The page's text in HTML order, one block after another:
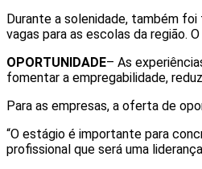
Durante a solenidade, também
vagas para as escolas da região.
OPORTUNIDADE– As
fomentar a empregabilidade,
Para as empresas, a oferta de
“O estágio é importante para
profissional que será uma